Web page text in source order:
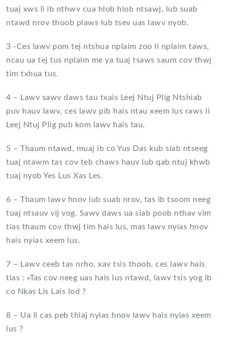
tuaj xws li ib nthwv cua hlob hlob ntsawj, lub suab
ntawd nrov thoob plaws lub tsev uas lawv nyob.
3 -Ces lawv pom tej ntshua nplaim zoo li nplaim taws,
ncau ua tej tus nplaim me ya tuaj tsaws saum cov thwj
tim txhua tus.
4 – Lawv sawv daws tau txais Leej Ntuj Plig Ntshiab
puv hauv lawv, ces lawv pib hais ntau xeem lus raws li
Leej Ntuj Plig pub kom lawv hais tau.
5 – Thaum ntawd, muaj ib co Yus Das kub siab ntseeg
tuaj ntawm tas cov teb chaws hauv lub qab ntuj khwb
tuaj nyob Yes Lus Xas Les.
6 – Thaum lawv hnov lub suab nrov, tas ib tsoom neeg
tuaj ntsauv vij vog. Sawv daws ua siab poob nthav vim
tias thaum cov thwj tim hais lus, mas lawv nyias hnov
hais nyias xeem lus.
7 – Lawv ceeb tas nrho, xav tsis thoob, ces lawv hais
tias : »Tas cov neeg uas hais lus ntawd, lawv tsis yog ib
co Nkas Lis Lais lod ?
8 – Ua li cas peb thiaj nyias hnov lawv hais nyias xeem
lus ?